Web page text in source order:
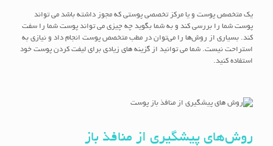
یک متخصص پوست و یا مرکز تخصصی پوستی که مجوز داشته باشد می تواند
پوست شما را بررسی کند و به شما بگوید چه چیزی می تواند پوست شما را سفت
کند. بسیاری از روش‌ها را می‌توان در مطب متخصص پوست انجام داد و نیازی به
استراحت نیست. شما می توانید از گزینه های زیادی برای لیفت کردن پوست خود
استفاده کنید.
روش‌های پیشگیری از منافذ باز